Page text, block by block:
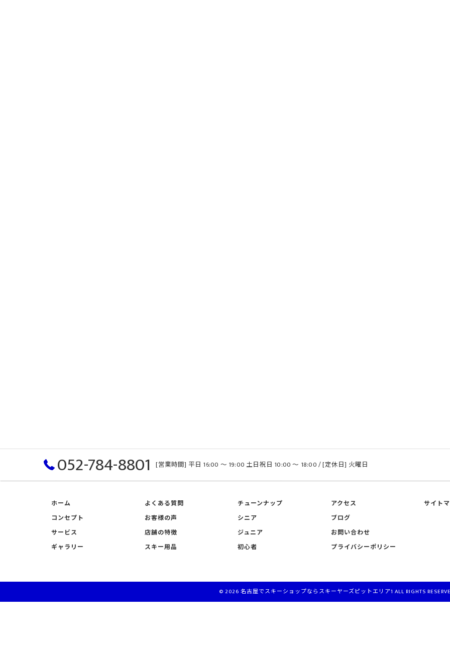
052-784-8801 [営業時間] 平日 16:00 〜 19:00 土日祝日 10:00 〜 18:00 / [定休日] 火曜日
ホーム
コンセプト
サービス
ギャラリー
よくある質問
お客様の声
店舗の特徴
スキー用品
チューンナップ
シニア
ジュニア
初心者
アクセス
ブログ
お問い合わせ
プライバシーポリシー
サイト
© 2026 名古屋でスキーショップならスキーヤーズピットエリア1 ALL RIGHTS